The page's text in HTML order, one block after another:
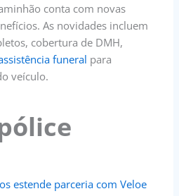
conta com novas
As novidades incluem
cobertura de DMH,
funeral para
veículo.
estende parceria com Veloe